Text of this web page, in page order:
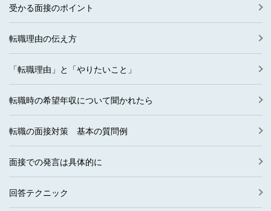
受かる面接のポイント
転職理由の伝え方
「転職理由」と「やりたいこと」
転職時の希望年収について聞かれたら
転職の面接対策 基本の質問例
面接での発言は具体的に
回答テクニック